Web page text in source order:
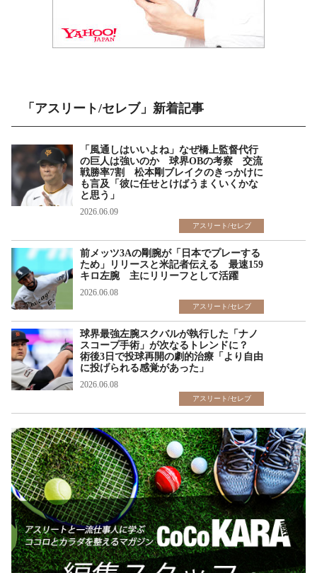
「アスリート/セレブ」新着記事
「風通しはいいよね」なぜ橋上監督代行
の巨人は強いのか 球界OBの考察 交流
戦勝率7割 松本剛ブレイクのきっかけに
も言及「彼に任せとけばうまくいくかな
と思う」
2026.06.09
アスリート/セレブ
前メッツ3Aの剛腕が「日本でプレーする
ため」リリースと米記者伝える 最速159
キロ左腕 主にリリーフとして活躍
2026.06.08
アスリート/セレブ
球界最強左腕スクバルが執行した「ナノ
スコープ手術」が次なるトレンドに？
術後3日で投球再開の劇的治療「より自由
に投げられる感覚があった」
2026.06.08
アスリート/セレブ